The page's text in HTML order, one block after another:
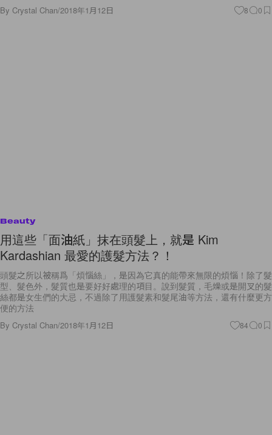
By Crystal Chan/2018年1月12日 8 0
Beauty
用這些「面油紙」抹在頭髮上，就是 Kim
Kardashian 最愛的護髮方法？！
頭髮之所以被稱爲「煩惱絲」，是因為它真的能帶來無限的煩惱！除了髮
型、髮色外，髮質也是要好好處理的項目。說到髮質，毛燥或是開叉的髮
絲都是女生們的大忌，不過除了用護髮素和髮尾油等方法，還有什麼更方
便的方法
By Crystal Chan/2018年1月12日 84 0